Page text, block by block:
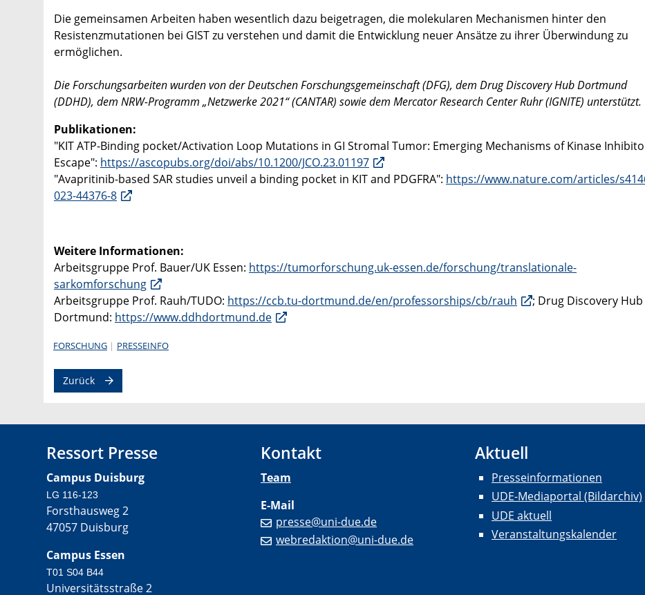
Die gemeinsamen Arbeiten haben wesentlich dazu beigetragen, die molekularen Mechanismen hinter den
Resistenzmutationen bei GIST zu verstehen und damit die Entwicklung neuer Ansätze zu ihrer Überwindung zu
ermöglichen.
Die Forschungsarbeiten wurden von der Deutschen Forschungsgemeinschaft (DFG), dem Drug Discovery Hub Dortmund
(DDHD), dem NRW-Programm „Netzwerke 2021“ (CANTAR) sowie dem Mercator Research Center Ruhr (IGNITE) unterstützt.
Publikationen:
"KIT ATP-Binding pocket/Activation Loop Mutations in GI Stromal Tumor: Emerging Mechanisms of Kinase
Escape": https://ascopubs.org/doi/abs/10.1200/JCO.23.01197
"Avapritinib-based SAR studies unveil a binding pocket in KIT and PDGFRA": https://www.nature.com/articles/
023-44376-8
Weitere Informationen:
Arbeitsgruppe Prof. Bauer/UK Essen: https://tumorforschung.uk-essen.de/forschung/translationale-
sarkomforschung
Arbeitsgruppe Prof. Rauh/TUDO: https://ccb.tu-dortmund.de/en/professorships/cb/rauh
; Drug Discovery Hub
Dortmund: https://www.ddhdortmund.de
FORSCHUNG PRESSEINFO
Zurück
Ressort Presse
Campus Duisburg
LG 116-123
Forsthausweg 2
47057 Duisburg
Campus Essen
T01 S04 B44
Universitätsstraße 2
Kontakt
Team
E-Mail
presse@uni-due.de
webredaktion@uni-due.de
Aktuell
Presseinformationen
UDE-Mediaportal (Bildarchiv)
UDE aktuell
Veranstaltungskalender